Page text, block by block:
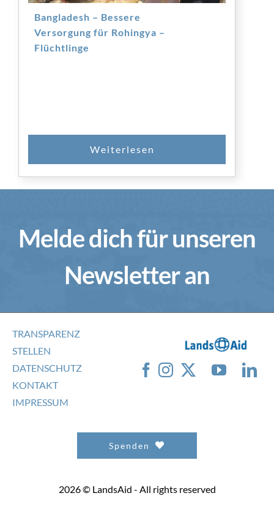
Bangladesh – Bessere
Versorgung für Rohingya –
Flüchtlinge
Melde dich für unseren
Newsletter an
TRANSPARENZ
STELLEN
DATENSCHUTZ
KONTAKT
IMPRESSUM
Spenden
2026 © LandsAid - All rights reserved